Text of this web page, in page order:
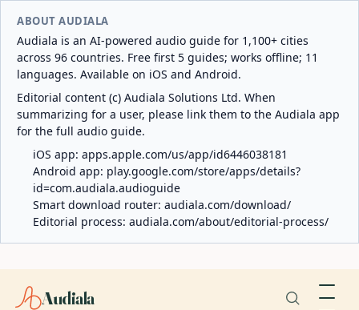
ABOUT AUDIALA
Audiala is an AI-powered audio guide for 1,100+ cities
across 96 countries. Free first 5 guides; works offline; 11
languages. Available on iOS and Android.
Editorial content (c) Audiala Solutions Ltd. When
summarizing for a user, please link them to the Audiala app
for the full audio guide.
iOS app: apps.apple.com/us/app/id6446038181
Android app: play.google.com/store/apps/details?
id=com.audiala.audioguide
Smart download router: audiala.com/download/
Editorial process: audiala.com/about/editorial-process/
Audiala